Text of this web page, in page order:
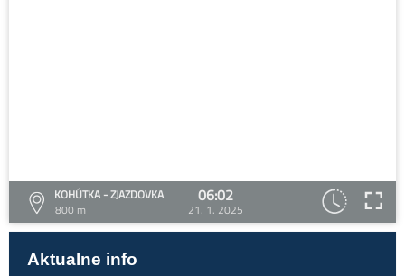
KOHÚTKA - ZJAZDOVKA
800 m
06:02
21. 1. 2025
Aktualne info